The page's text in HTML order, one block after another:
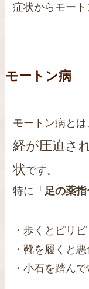
症状からモート
モートン病
モートン病とは
経が圧迫さ
状です。
特に「 足の薬
・歩くとピリ
・靴を履くと
・小石を踏ん